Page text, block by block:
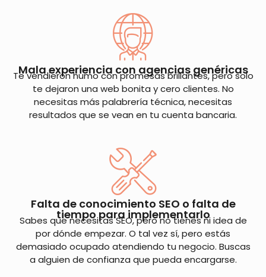
Mala experiencia con agencias genéricas
Te vendieron humo con promesas brillantes, pero solo
te dejaron una web bonita y cero clientes. No
necesitas más palabrería técnica, necesitas
resultados que se vean en tu cuenta bancaria.
Falta de conocimiento SEO o falta de
tiempo para implementarlo
Sabes que necesitas SEO, pero no tienes ni idea de
por dónde empezar. O tal vez sí, pero estás
demasiado ocupado atendiendo tu negocio. Buscas
a alguien de confianza que pueda encargarse.